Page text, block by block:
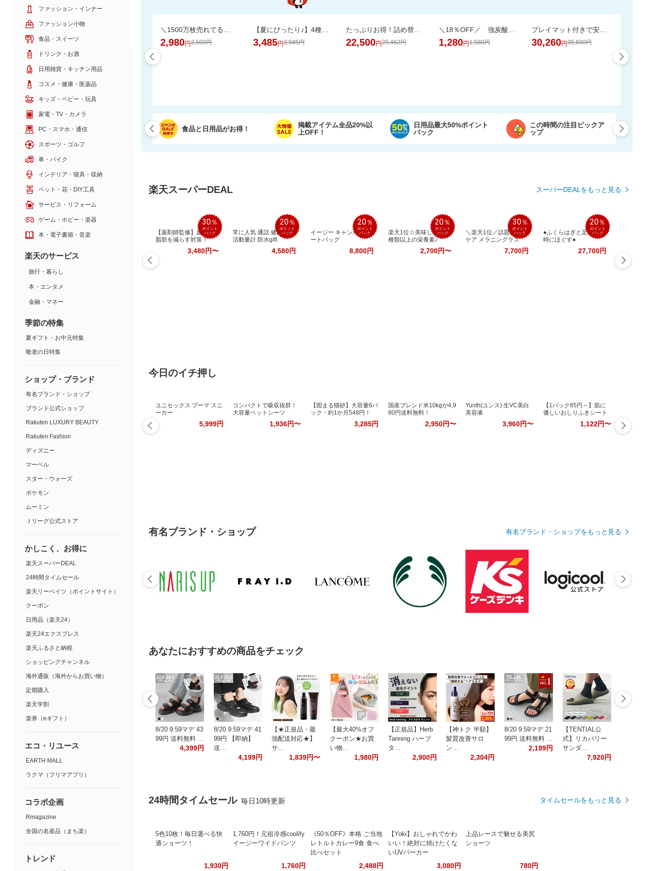
2,980円3,500円
【夏にぴったり♪】4種のフレーバーが楽しめる。ひんやり爽やかなサブレサンドアイス
3,485円3,585円
たっぷりお得！詰め替え用ペレッティー10L 超大容量BOX ペット消臭スプレーおまけ付き
22,500円25,462円 1,280円1,580円
プレイマット付きで安心・快適な遊び空間
30,260円35,600円
食品と日用品がお得！
掲載アイテム全品20%以
上OFF！
日用品最大50%ポイント
バック
この時間の注目ピックア
ップ
楽天スーパーDEAL スーパーDEALをもっと見る
30％
ポイント
バック
【薬剤師監修】血糖値×
脂肪を減らす対策！
3,480円〜
20％
ポイント
バック
常に人気 通話 健康管理
活動量計 防水gift
4,580円
20％
ポイント
バック
イージー キャンバス ト
ートバッグ
8,800円
20％
ポイント
バック
楽天1位☆美味しく200
種類以上の栄養素♪
2,700円〜
30％
ポイント
バック
＼楽天1位／話題の美肌
ケア メラニングラス
7,700円
20％
ポイント
バック
●ふくらはぎと足裏を同
時にほぐす●
27,700円
今日のイチ押し
ユニセックス プーマ スニ
ーカー
5,999円
コンパクトで吸収抜群！
大容量ペットシーツ
1,936円〜
【固まる猫砂】大容量6パ
ック・約1か月548円！
3,285円
国産ブレンド米10kgが4,9
80円送料無料！
2,950円〜
Yunth(ユンス) 生VC美白
美容液
3,960円〜
【1パック85円～】肌に
優しいおしりふきシート
1,122円〜
有名ブランド・ショップ 有名ブランド・ショップをもっと見る
あなたにおすすめの商品をチェック
8/20 9:59マデ 43
99円 送料無料 …
4,399円
8/20 9:59マデ 41
99円 【即納】
送…
4,199円
【★正規品・最
強配送対応★】
サ…
1,839円〜
【最大40%オフ
クーポン★お買
い物…
1,980円
【正規品】Herb
Tanning ハーブ
タ…
2,900円
【神トク 半額】
髪質改善サロ
ン…
2,304円
8/20 9:59マデ 21
99円 送料無料 …
2,199円
【TENTIAL公
式】リカバリー
サンダ…
7,920円
24時間タイムセール 毎日10時更新 タイムセールをもっと見る
5色10枚！毎日選べる快
適ショーツ！
1,930円
1,760円！元祖冷感coolify
イージーワイドパンツ
1,760円
《50％OFF》本格 ご当地
レトルトカレー9食 食べ
比べセット
2,488円
【Yoki】おしゃれでかわ
いい！絶対に焼けたくな
いUVパーカー
3,080円
上品レースで魅せる美尻
ショーツ
780円
ファッション・インナー
ファッション小物
食品・スイーツ
ドリンク・お酒
日用雑貨・キッチン用品
コスメ・健康・医薬品
キッズ・ベビー・玩具
家電・TV・カメラ
PC・スマホ・通信
スポーツ・ゴルフ
車・バイク
インテリア・寝具・収納
ペット・花・DIY工具
サービス・リフォーム
ゲーム・ホビー・楽器
本・電子書籍・音楽
楽天のサービス
旅行・暮らし
本・エンタメ
金融・マネー
季節の特集
夏ギフト・お中元特集
敬老の日特集
ショップ・ブランド
有名ブランド・ショップ
ブランド公式ショップ
Rakuten LUXURY BEAUTY
Rakuten Fashion
ディズニー
マーベル
スター・ウォーズ
ポケモン
ムーミン
Ｊリーグ公式ストア
かしこく、お得に
楽天スーパーDEAL
24時間タイムセール
楽天リーベイツ（ポイントサイト）
クーポン
日用品（楽天24）
楽天24エクスプレス
楽天ふるさと納税
ショッピングチャンネル
海外通販（海外からお買い物）
定期購入
楽天学割
楽券（eギフト）
エコ・リユース
EARTH MALL
ラクマ（フリマアプリ）
コラボ企画
Rmagazine
全国の名産品（まち楽）
トレンド